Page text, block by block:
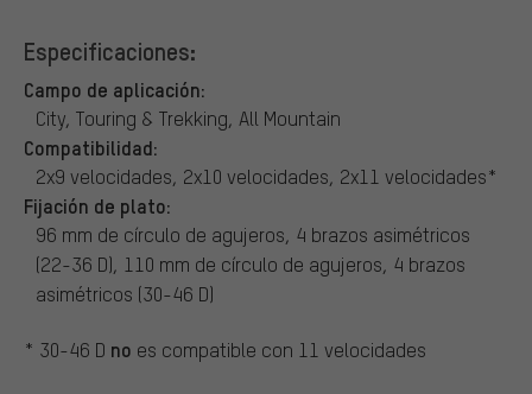
Especificaciones:
Campo de aplicación:
City, Touring & Trekking, All Mountain
Compatibilidad:
2x9 velocidades, 2x10 velocidades, 2x11 velocidades*
Fijación de plato:
96 mm de círculo de agujeros, 4 brazos asimétricos
(22-36 D), 110 mm de círculo de agujeros, 4 brazos
asimétricos (30-46 D)
* 30-46 D no es compatible con 11 velocidades